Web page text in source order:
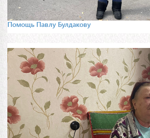
Помощь Павлу Булдакову